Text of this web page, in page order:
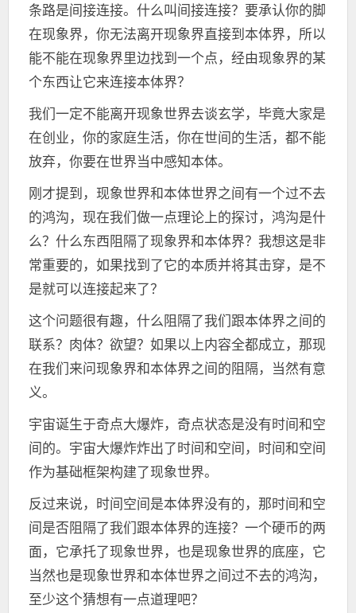
条路是间接连接。什么叫间接连接？要承认你的脚
在现象界，你无法离开现象界直接到本体界，所以
能不能在现象界里边找到一个点，经由现象界的某
个东西让它来连接本体界？
我们一定不能离开现象世界去谈玄学，毕竟大家是
在创业，你的家庭生活，你在世间的生活，都不能
放弃，你要在世界当中感知本体。
刚才提到，现象世界和本体世界之间有一个过不去
的鸿沟，现在我们做一点理论上的探讨，鸿沟是什
么？什么东西阻隔了现象界和本体界？我想这是非
常重要的，如果找到了它的本质并将其击穿，是不
是就可以连接起来了？
这个问题很有趣，什么阻隔了我们跟本体界之间的
联系？肉体？欲望？如果以上内容全都成立，那现
在我们来问现象界和本体界之间的阻隔，当然有意
义。
宇宙诞生于奇点大爆炸，奇点状态是没有时间和空
间的。宇宙大爆炸炸出了时间和空间，时间和空间
作为基础框架构建了现象世界。
反过来说，时间空间是本体界没有的，那时间和空
间是否阻隔了我们跟本体界的连接？一个硬币的两
面，它承托了现象世界，也是现象世界的底座，它
当然也是现象世界和本体世界之间过不去的鸿沟，
至少这个猜想有一点道理吧？